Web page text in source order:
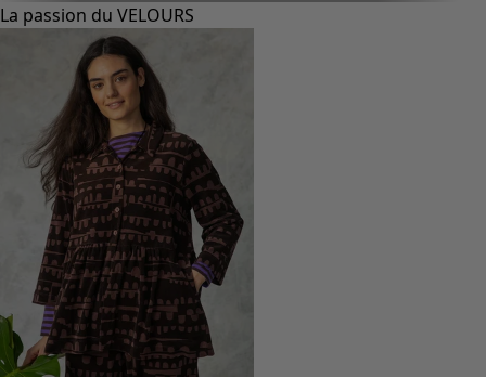
La passion du VELOURS